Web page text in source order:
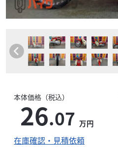
本体価格（税込）
26.07 万円
在庫確認・見積依頼